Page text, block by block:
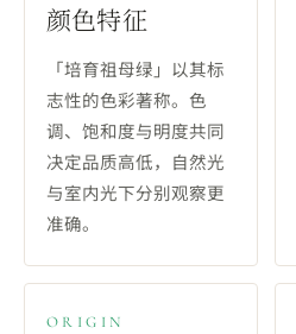
颜色特征
「培育祖母绿」以其标
志性的色彩著称。色
调、饱和度与明度共同
决定品质高低，自然光
与室内光下分别观察更
准确。
ORIGIN